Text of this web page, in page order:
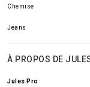
Chemise
Jeans
À PROPOS DE
Jules Pro